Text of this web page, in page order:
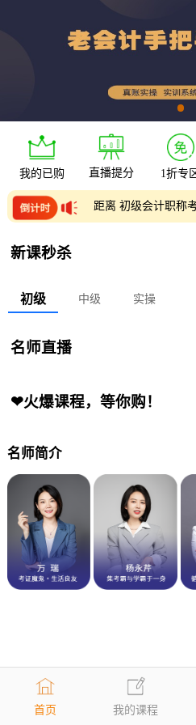
首页 我的课程
我的已购 直播提分 1折专
距离 初级会计职称
新课秒杀
初级 中级 实操
名师直播
❤火爆课程，等你购！
名师简介